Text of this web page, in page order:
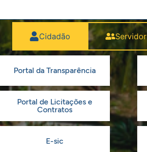
Cidadão Servidor
Portal da Transparência
Portal de Licitações e
Contratos
E-sic